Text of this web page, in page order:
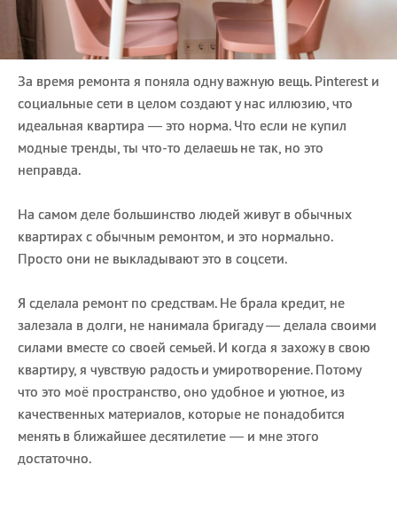
За время ремонта я поняла одну важную вещь. Pinterest и
социальные сети в целом создают у нас иллюзию, что
идеальная квартира — это норма. Что если не купил
модные тренды, ты что-то делаешь не так, но это
неправда.
На самом деле большинство людей живут в обычных
квартирах с обычным ремонтом, и это нормально.
Просто они не выкладывают это в соцсети.
Я сделала ремонт по средствам. Не брала кредит, не
залезала в долги, не нанимала бригаду — делала своими
силами вместе со своей семьей. И когда я захожу в свою
квартиру, я чувствую радость и умиротворение. Потому
что это моё пространство, оно удобное и уютное, из
качественных материалов, которые не понадобится
менять в ближайшее десятилетие — и мне этого
достаточно.